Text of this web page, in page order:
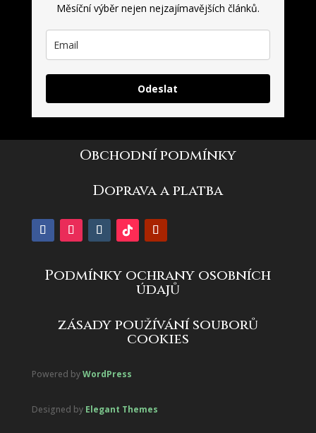
Měsíční výběr nejen nejzajímavějších článků.
Odeslat
Obchodní podmínky
Doprava a platba
Podmínky ochrany osobních
údajů
zásady používání souborů
cookies
Powered byWordPress
Designed by Elegant Themes